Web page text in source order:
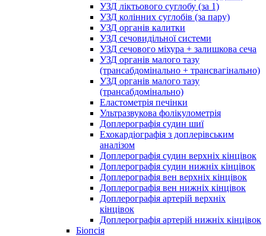
УЗД ліктьового суглобу (за 1)
УЗД колінних суглобів (за пару)
УЗД органів калитки
УЗД сечовидільної системи
УЗД сечового міхура + залишкова сеча
УЗД органів малого тазу
(трансабдомінально + трансвагінально)
УЗД органів малого тазу
(трансабдомінально)
Еластометрія печінки
Ультразвукова фолікулометрія
Доплерографія судин шиї
Ехокардіографія з доплерівським
аналізом
Доплерографія судин верхніх кінцівок
Доплерографія судин нижніх кінцівок
Доплерографія вен верхніх кінцівок
Доплерографія вен нижніх кінцівок
Доплерографія артерій верхніх
кінцівок
Доплерографія артерій нижніх кінцівок
Біопсія